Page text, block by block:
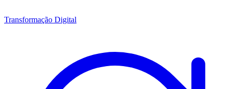
Transformação Digital